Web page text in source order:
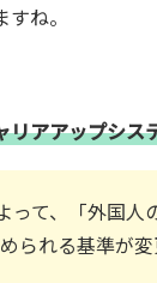
ね。
リアアップシス
て、「外国人
られる基準が変